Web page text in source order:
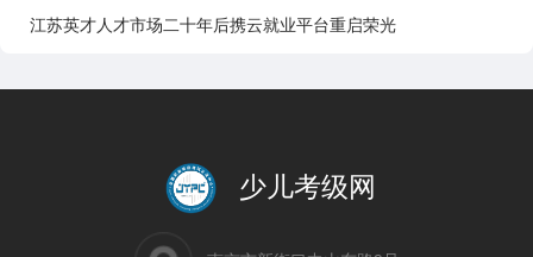
江苏英才人才市场二十年后携云就业平台重启荣光
少儿考级网